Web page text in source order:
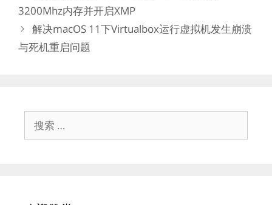
3200Mhz内存并开启XMP
解决macOS 11下Virtualbox运行虚拟机发生崩溃
与死机重启问题
索：